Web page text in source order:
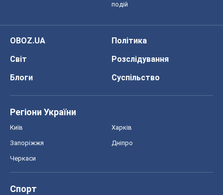
подій
OBOZ.UA
Політика
Світ
Розслідування
Блоги
Суспільство
Регіони України
Київ Харків
Запоріжжя Дніпро
Черкаси
Спорт